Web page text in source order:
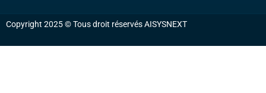
Copyright 2025 © Tous droit réservésAISYSNEXT